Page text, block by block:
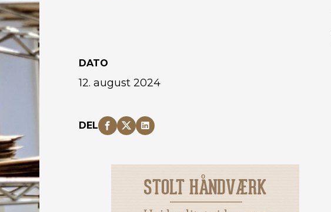
DATO
12. august 2024
DEL